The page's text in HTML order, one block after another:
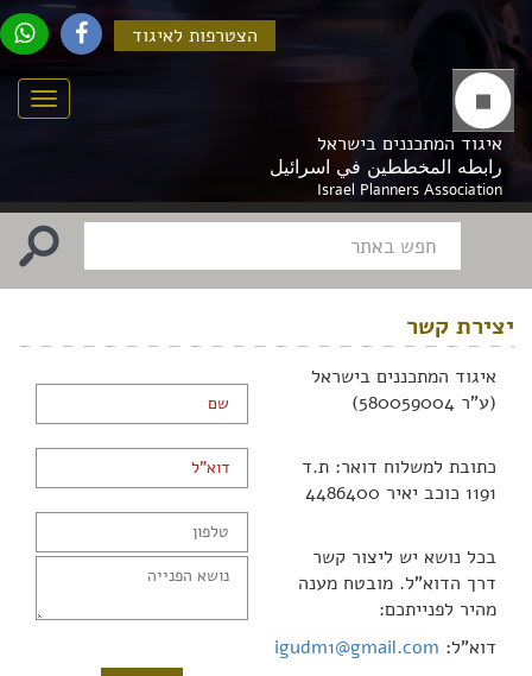
הצטרפות לאיגוד
איגוד המתכננים בישראל
رابطه المخططين في اسرائيل
Israel Planners Association
יצירת קשר
איגוד המתכננים בישראל
(ע"ר 580059004)
כתובת למשלוח דואר: ת.ד
1191 כוכב יאיר 4486400
בכל נושא יש ליצור קשר
דרך הדוא"ל. מובטח מענה
מהיר לפנייתכם:
דוא"ל: igudm1@gmail.com